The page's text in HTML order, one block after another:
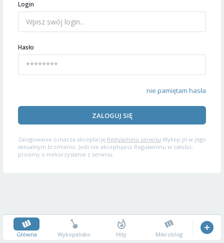
Login
Hasło
nie pamiętam hasła
ZALOGUJ SIĘ
Zalogowanie oznacza akceptację Regulaminu serwisu Wykop.pl w jego
aktualnym brzmieniu. Jeśli nie akceptujesz Regulaminu w całości,
prosimy o niekorzystanie z serwisu.
Główna Wykopalisko Hity Mikroblog